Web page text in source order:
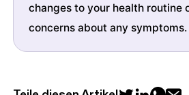
changes to your health routine
concerns about any symptoms.